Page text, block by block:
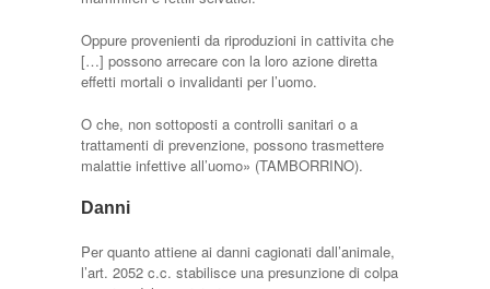
Oppure provenienti da riproduzioni in cattivitа che
[…] possono arrecare con la loro azione diretta
effetti mortali o invalidanti per l’uomo.
O che, non sottoposti a controlli sanitari o a
trattamenti di prevenzione, possono trasmettere
malattie infettive all’uomo» (TAMBORRINO).
Danni
Per quanto attiene ai danni cagionati dall’animale,
l’art. 2052 c.c. stabilisce una presunzione di colpa